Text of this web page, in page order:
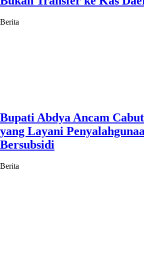
Berita
Bupati Abdya Ancam
yang Layani
Bersubsidi
Berita